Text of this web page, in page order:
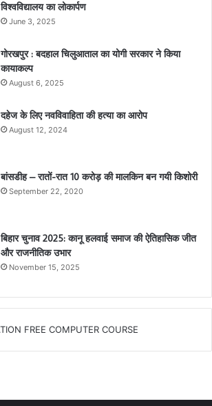
विश्वविद्यालय का लोकार्पण
June 3, 2025
गोरखपुर : बदहाल चिलुआताल का योगी सरकार ने किया
कायाकल्प
August 6, 2025
दहेज के लिए नवविवाहिता की हत्या का आरोप
August 12, 2024
बांसडीह – रातों-रात 10 करोड़ की मालकिन बन गयी किशोरी
September 22, 2020
बिहार चुनाव 2025: कानू हलवाई समाज की ऐतिहासिक जीत
और राजनीतिक उभार
November 15, 2025